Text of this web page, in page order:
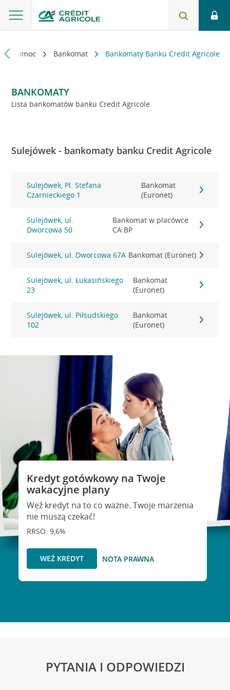
i pomoc Bankomat Bankomaty Banku Credit Agricole
BANKOMATY
Lista bankomatów banku Credit Agricole
Sulejówek - bankomaty banku Credit Agricole
Sulejówek, Pl. Stefana
Czarnieckiego 1
Bankomat
(Euronet)
Sulejówek, ul.
Dworcowa 50
Bankomat w placówce
CA BP
Sulejówek, ul. Dworcowa 67A Bankomat (Euronet)
Sulejówek, ul. Łukasińskiego
23
Bankomat
(Euronet)
Sulejówek, ul. Piłsudskiego
102
Bankomat
(Euronet)
Kredyt gotówkowy na Twoje
wakacyjne plany
Weź kredyt na to co ważne. Twoje marzenia
nie muszą czekać!
RRSO: 9,6%
WEŹ KREDYT NOTA PRAWNA
PYTANIA I ODPOWIEDZI